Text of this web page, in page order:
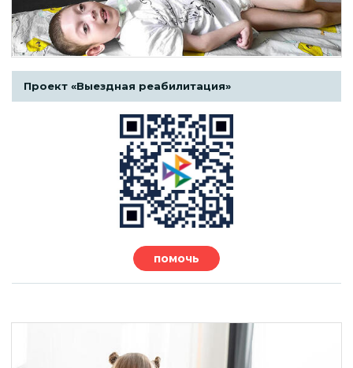
Проект «Выездная реабилитация»
помочь